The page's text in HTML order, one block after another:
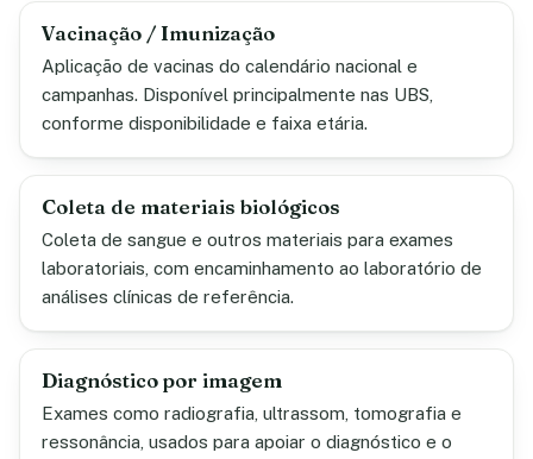
Vacinação / Imunização
Aplicação de vacinas do calendário nacional e
campanhas. Disponível principalmente nas UBS,
conforme disponibilidade e faixa etária.
Coleta de materiais biológicos
Coleta de sangue e outros materiais para exames
laboratoriais, com encaminhamento ao laboratório de
análises clínicas de referência.
Diagnóstico por imagem
Exames como radiografia, ultrassom, tomografia e
ressonância, usados para apoiar o diagnóstico e o